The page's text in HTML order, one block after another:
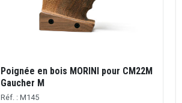
Poignée en bois MORINI pour CM22M
Gaucher M
Réf. : M145